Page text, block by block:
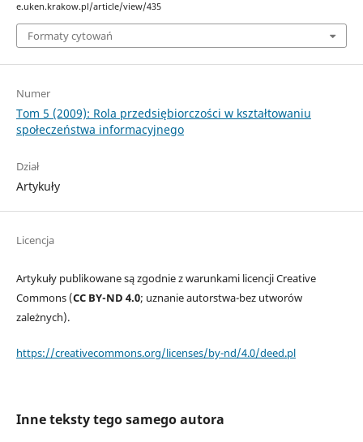
e.uken.krakow.pl/article/view/435
Formaty cytowań
Numer
Tom 5 (2009): Rola przedsiębiorczości w kształtowaniu
społeczeństwa informacyjnego
Dział
Artykuły
Licencja
Artykuły publikowane są zgodnie z warunkami licencji Creative
Commons (CC BY-ND 4.0; uznanie autorstwa-bez utworów
zależnych).
https://creativecommons.org/licenses/by-nd/4.0/deed.pl
Inne teksty tego samego autora